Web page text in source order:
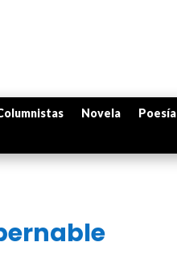
Novela Poesía